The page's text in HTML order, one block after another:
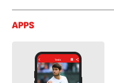
APPS